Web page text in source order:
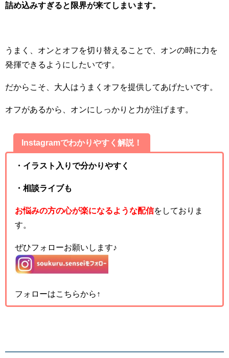
詰め込みすぎると限界が来てしまいます。
うまく、オンとオフを切り替えることで、オンの時に力を
発揮できるようにしたいです。
だからこそ、大人はうまくオフを提供してあげたいです。
オフがあるから、オンにしっかりと力が注げます。
Instagramでわかりやすく解説！
・イラスト入りで分かりやすく
・相談ライブも
お悩みの方の心が楽になるような配信をしておりま
す。
ぜひフォローお願いします♪
フォローはこちらから↑